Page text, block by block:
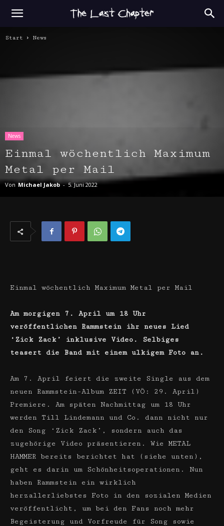
Start News
News
Einmal wöchentlich Maximum
Metal per Mail
Von Michael Jakob - 5. Juni 2022
Einmal wöchentlich Maximum Metal per Mail
Am morgigen 7. April um 18 Uhr
veröffentlichen Rammstein ihr neues Lied
‘Zick Zack’ inklusive Video. Selbiges
teasert die Band mit einem ulkigem Foto an.
Am 7. April feiert die zweite Single aus dem
neuen Rammstein-Album ZEIT (VÖ: 29. April)
Premiere. Am späten Nachmittag um 18 Uhr
werden Till Lindemann und Co. dann nicht nur
den Song ‘Zick Zack’, sondern auch das
zugehörige Video präsentieren. Wie METAL
HAMMER bereits berichtet hat (siehe unten),
geht es darin um Schönheitsoperationen. Nun
haben Rammstein ein wirklich
herzallerliebstes Foto in den sozialen Medien
veröffentlicht, um bei den Fans noch mehr
Begeisterung und Vorfreude für Song sowie